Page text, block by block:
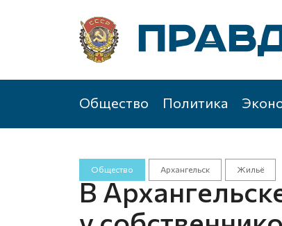
Общество Политика
Общество Архангельск Жильё
В